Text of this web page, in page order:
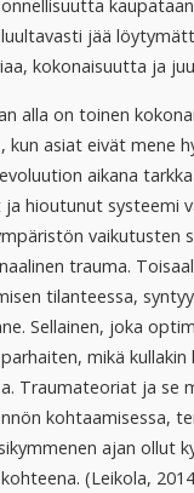
jää
kokonaisuutta ja
alla on toinen
kun asiat eivät mene
aikana
hioutunut systeemi
vaikutusten
trauma.
tilanteessa,
Sellainen, joka
mikä kullakin
Traumateoriat ja se
kohtaamisessa,
ajan ollut
(Leikola,